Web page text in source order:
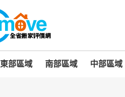
東部區域 南部區域 中部區域